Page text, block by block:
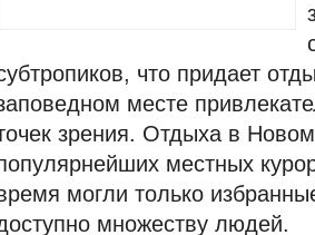
что придает
месте
зрения. Отдыха в
местных
могли только
множеству людей.